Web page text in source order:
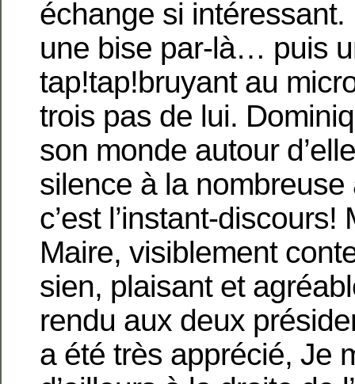
échange si
une bise par-là… puis
tap!tap!bruyant au
trois pas de lui.
son monde autour
silence à la
c’est l’instant-discours!
Maire, visiblement
sien, plaisant et
rendu aux deux
a été très apprécié, Je